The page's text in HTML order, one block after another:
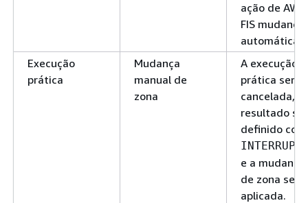
ação de AWS
FIS mudança
automática.
Execução
prática
Mudança
manual de
zona
A execução
prática será
cancelada, o
resultado
definido
e a mudança
de zona será
aplicada.